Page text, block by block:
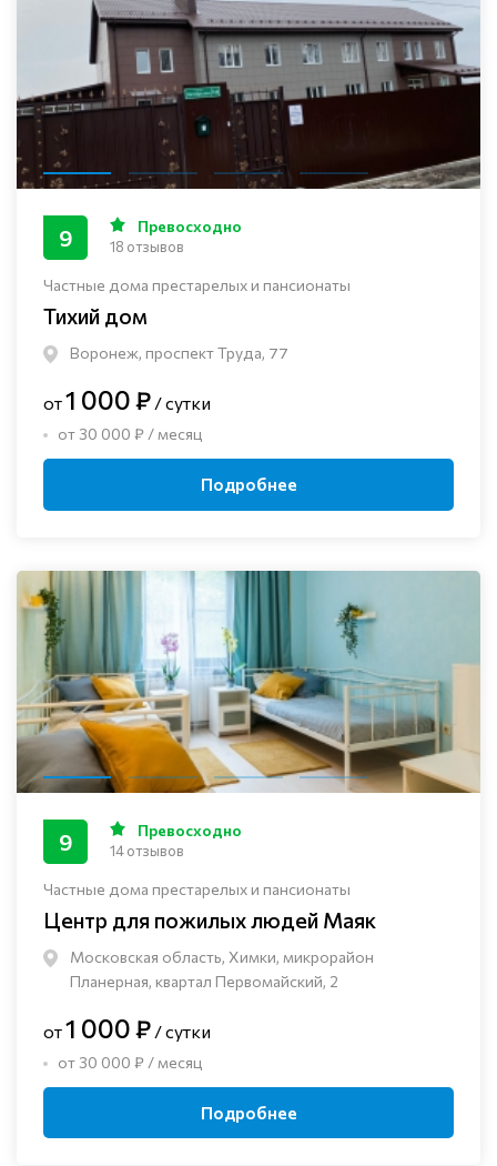
Частные дома престарелых и пансионаты
Тихий дом
Воронеж, проспект Труда, 77
9 Превосходно
18 отзывов
от1 000 ₽ / сутки
от 30 000 ₽ / месяц
Подробнее
Частные дома престарелых и пансионаты
Центр для пожилых людей Маяк
Московская область, Химки, микрорайон
Планерная, квартал Первомайский, 2
9 Превосходно
14 отзывов
от1 000 ₽ / сутки
от 30 000 ₽ / месяц
Подробнее